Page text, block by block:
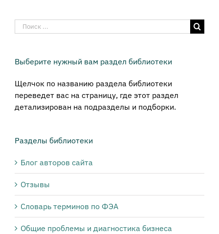
Результат
поиска:
Выберите нужный вам раздел библиотеки
Щелчок по названию раздела библиотеки
переведет вас на страницу, где этот раздел
детализирован на подразделы и подборки.
Разделы библиотеки
Блог авторов сайта
Отзывы
Словарь терминов по ФЭА
Общие проблемы и диагностика бизнеса